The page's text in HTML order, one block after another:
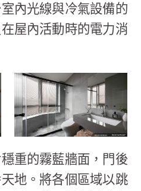
內光線與冷氣設備的
屋內活動時的電力消
重的霧藍牆面，門後
地。將各個區域以跳